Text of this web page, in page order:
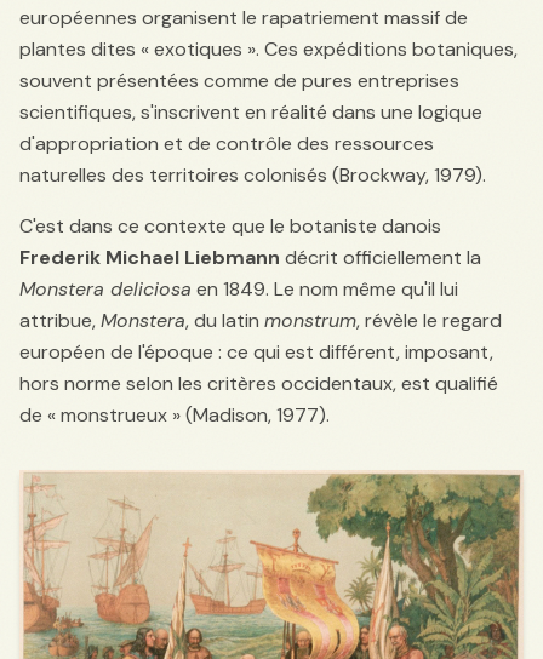
européennes organisent le rapatriement massif de
plantes dites « exotiques ». Ces expéditions botaniques,
souvent présentées comme de pures entreprises
scientifiques, s'inscrivent en réalité dans une logique
d'appropriation et de contrôle des ressources
naturelles des territoires colonisés (Brockway, 1979).
C'est dans ce contexte que le botaniste danois
Frederik Michael Liebmann décrit officiellement la
Monstera deliciosa en 1849. Le nom même qu'il lui
attribue,Monstera, du latin monstrum, révèle le regard
européen de l'époque : ce qui est différent, imposant,
hors norme selon les critères occidentaux, est qualifié
de « monstrueux » (Madison, 1977).